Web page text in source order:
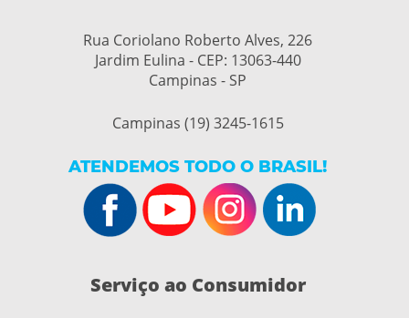
Rua Coriolano Roberto Alves, 226
Jardim Eulina - CEP: 13063-440
Campinas - SP
Campinas (19) 3245-1615
ATENDEMOS TODO O BRASIL!
Serviço ao Consumidor